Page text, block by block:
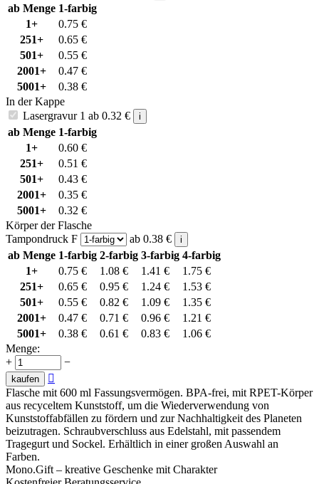
ab Menge 1-farbig
1+
0.75 €
251+
0.65 €
501+
0.55 €
2001+
0.47 €
5001+
0.38 €
In der Kappe
Lasergravur 1 ab 0.32 € i
ab Menge 1-farbig
1+
0.60 €
251+
0.51 €
501+
0.43 €
2001+
0.35 €
5001+
0.32 €
Körper der Flasche
Tampondruck F
ab 0.38 € i
ab Menge 1-farbig 2-farbig 3-farbig 4-farbig
1+
0.75 € 1.08 € 1.41 € 1.75 €
251+
0.65 € 0.95 € 1.24 € 1.53 €
501+
0.55 € 0.82 € 1.09 € 1.35 €
2001+
0.47 € 0.71 € 0.96 € 1.21 €
5001+
0.38 € 0.61 € 0.83 € 1.06 €
Menge:
+
−
kaufen

Flasche mit 600 ml Fassungsvermögen. BPA-frei, mit RPET-Körper
aus recyceltem Kunststoff, um die Wiederverwendung von
Kunststoffabfällen zu fördern und zur Nachhaltigkeit des Planeten
beizutragen. Schraubverschluss aus Edelstahl, mit passendem
Tragegurt und Sockel. Erhältlich in einer großen Auswahl an
Farben.
Mono.Gift – kreative Geschenke mit Charakter